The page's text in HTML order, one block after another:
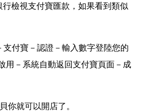
行檢視支付寶匯款，如果看到類似
支付寶－認證－輸入數字登陸您的
用－系統自動返回支付寶頁面－成
你就可以開店了。